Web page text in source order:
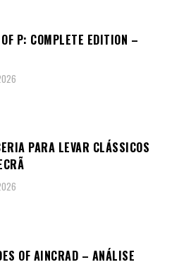
P: COMPLETE EDITION –
PARA LEVAR CLÁSSICOS
OF AINCRAD – ANÁLISE